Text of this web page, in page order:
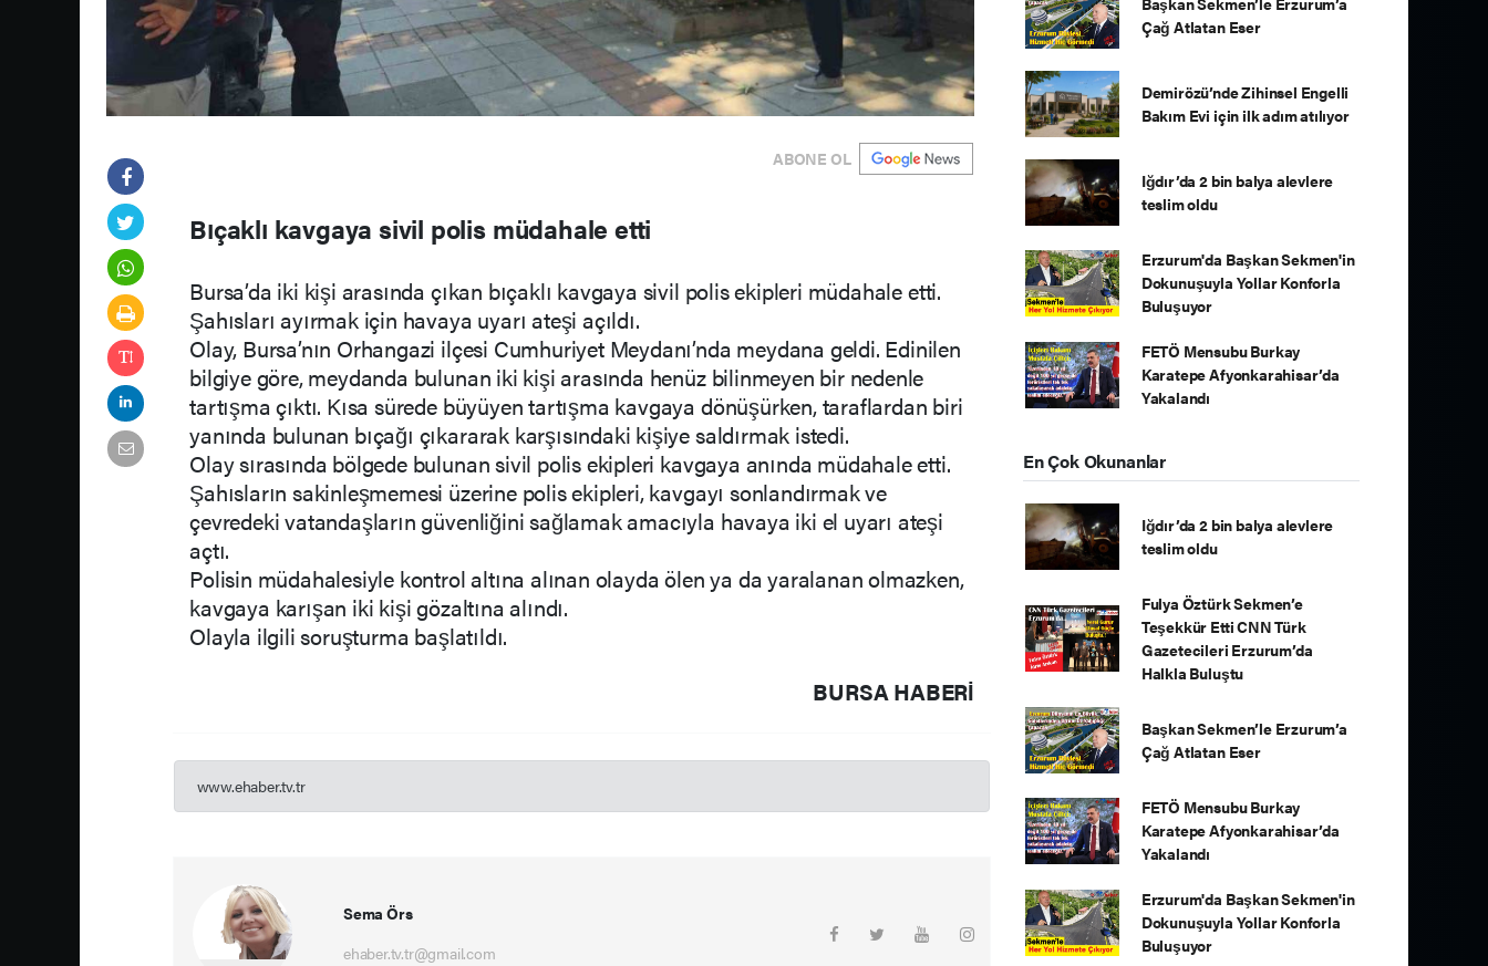
ABONE OL
Bıçaklı kavgaya sivil polis müdahale etti
Bursa’da iki kişi arasında çıkan bıçaklı kavgaya sivil polis ekipleri müdahale etti.
Şahısları ayırmak için havaya uyarı ateşi açıldı.
Olay, Bursa’nın Orhangazi ilçesi Cumhuriyet Meydanı’nda meydana geldi. Edinilen
bilgiye göre, meydanda bulunan iki kişi arasında henüz bilinmeyen bir nedenle
tartışma çıktı. Kısa sürede büyüyen tartışma kavgaya dönüşürken, taraflardan biri
yanında bulunan bıçağı çıkararak karşısındaki kişiye saldırmak istedi.
Olay sırasında bölgede bulunan sivil polis ekipleri kavgaya anında müdahale etti.
Şahısların sakinleşmemesi üzerine polis ekipleri, kavgayı sonlandırmak ve
çevredeki vatandaşların güvenliğini sağlamak amacıyla havaya iki el uyarı ateşi
açtı.
Polisin müdahalesiyle kontrol altına alınan olayda ölen ya da yaralanan olmazken,
kavgaya karışan iki kişi gözaltına alındı.
Olayla ilgili soruşturma başlatıldı.
BURSA HABERİ
www.ehaber.tv.tr
Sema Örs
ehaber.tv.tr@gmail.com
Çağ Atlatan Eser
Demirözü’nde Zihinsel Engelli
Bakım Evi için ilk adım atılıyor
Iğdır’da 2 bin balya alevlere
teslim oldu
Erzurum'da Başkan Sekmen'in
Dokunuşuyla Yollar Konforla
Buluşuyor
FETÖ Mensubu Burkay
Karatepe Afyonkarahisar’da
Yakalandı
En Çok Okunanlar
Iğdır’da 2 bin balya alevlere
teslim oldu
Fulya Öztürk Sekmen’e
Teşekkür Etti CNN Türk
Gazetecileri Erzurum’da
Halkla Buluştu
Başkan Sekmen’le Erzurum’a
Çağ Atlatan Eser
FETÖ Mensubu Burkay
Karatepe Afyonkarahisar’da
Yakalandı
Erzurum'da Başkan Sekmen'in
Dokunuşuyla Yollar Konforla
Buluşuyor